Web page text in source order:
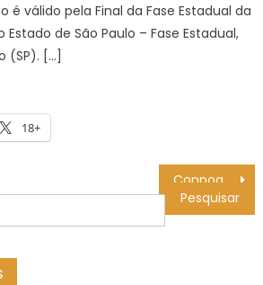
é válido pela Final da Fase Estadual da
Estado de São Paulo – Fase Estadual,
(SP). […]
18+